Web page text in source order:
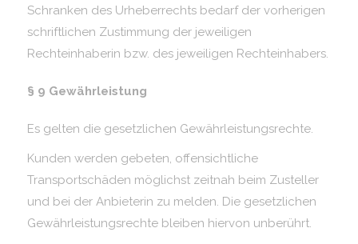
Schranken des Urheberrechts bedarf der vorherigen
schriftlichen Zustimmung der jeweiligen
Rechteinhaberin bzw. des jeweiligen Rechteinhabers.
§ 9 Gewährleistung
Es gelten die gesetzlichen Gewährleistungsrechte.
Kunden werden gebeten, offensichtliche
Transportschäden möglichst zeitnah beim Zusteller
und bei der Anbieterin zu melden. Die gesetzlichen
Gewährleistungsrechte bleiben hiervon unberührt.